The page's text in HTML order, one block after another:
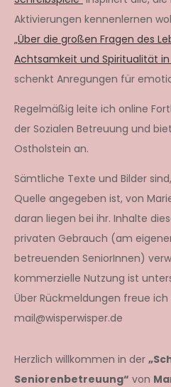
Aktivierungen kennenlernen
„Über die großen Fragen des
Achtsamkeit und Spiritualität in
schenkt Anregungen für
Regelmäßig leite ich online
der Sozialen Betreuung und
Ostholstein an.
Sämtliche Texte und Bilder
Quelle angegeben ist, von
daran liegen bei ihr. Inhalte
privaten Gebrauch (am
betreuenden SeniorInnen)
kommerzielle Nutzung ist
Über Rückmeldungen freue
mail@wisperwisper.de
Herzlich willkommen in der
Seniorenbetreuung“ von